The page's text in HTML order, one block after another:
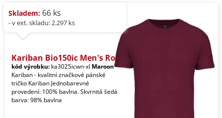
Skladem: 66 ks
- v ext. skladu: 2.297 ks
Kariban Bio150ic Men's Ro
kód výrobku: ka3025icwn-xl Maroon
Kariban - kvalitní značkové pánské
tričko Kariban Jednobarevné
provedení: 100% bavlna. Skvrnitá šedá
barva: 98% bavlna